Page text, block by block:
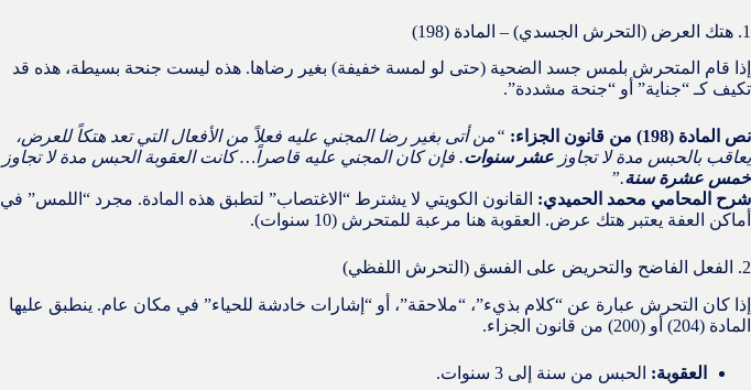
1. هتك العرض (التحرش الجسدي) – المادة (198)
إذا قام المتحرش بلمس جسد الضحية (حتى لو لمسة خفيفة) بغير رضاها. هذه ليست جنحة بسيطة، هذه قد
تكيف كـ “جناية” أو “جنحة مشددة”.
نص المادة (198) من قانون الجزاء:
“من أتى بغير رضا المجني عليه فعلاً من الأفعال التي تعد هتكاً للعرض،
يعاقب بالحبس مدة لا تجاوز عشر سنوات. فإن كان المجني عليه قاصراً… كانت العقوبة الحبس مدة لا تجاوز
خمس عشرة سنة.”
شرح المحامي محمد الحميدي: القانون الكويتي لا يشترط “الاغتصاب” لتطبق هذه المادة. مجرد “اللمس” في
أماكن العفة يعتبر هتك عرض. العقوبة هنا مرعبة للمتحرش (10 سنوات).
2. الفعل الفاضح والتحريض على الفسق (التحرش اللفظي)
إذا كان التحرش عبارة عن “كلام بذيء”، “ملاحقة”، أو “إشارات خادشة للحياء” في مكان عام. ينطبق عليها
المادة (204) أو (200) من قانون الجزاء.
العقوبة: الحبس من سنة إلى 3 سنوات.